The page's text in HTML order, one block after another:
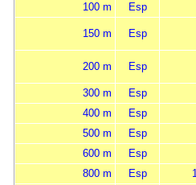
100 m Esp
150 m Esp
200 m Esp
300 m
Esp
400 m
Esp
500 m
Esp
600 m
Esp
800 m
Esp